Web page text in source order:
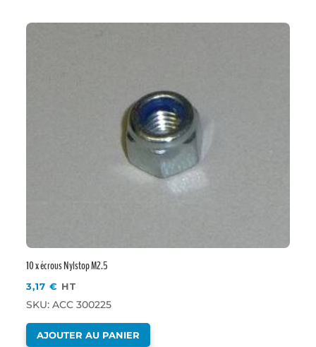
10 x écrous Nylstop M2.5
3,17€ HT
SKU: ACC 300225
AJOUTER AU PANIER